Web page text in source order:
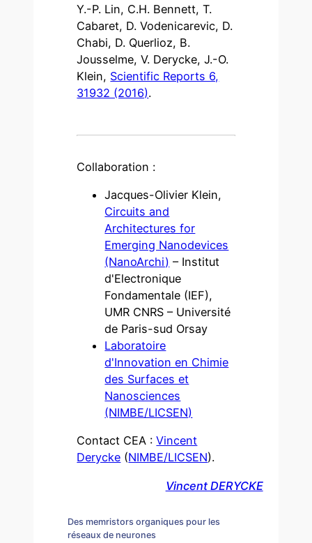
Des memristors organiques pour les
réseaux de neurones
Y.-P. Lin, C.H. Bennett, T.
Cabaret, D. Vodenicarevic, D.
Chabi, D. Querlioz, B.
Jousselme, V. Derycke, J.-O.
Klein, Scientific Reports 6,
31932 (2016).
Collaboration :
Jacques-Olivier Klein,
Circuits and
Architectures for
Emerging Nanodevices
(NanoArchi) – Institut
d'Electronique
Fondamentale (IEF),
UMR CNRS – Université
de Paris-sud Orsay
Laboratoire
d'Innovation en Chimie
des Surfaces et
Nanosciences
(NIMBE/LICSEN)
Contact CEA :Vincent
Derycke (NIMBE/LICSEN).
Vincent DERYCKE